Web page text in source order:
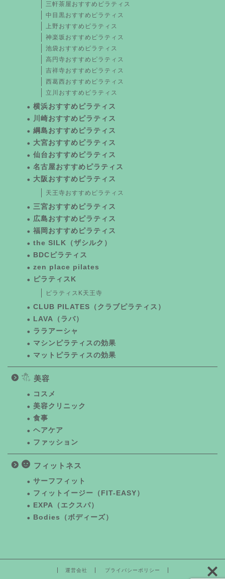
三軒茶屋おすすめピラティス
中目黒おすすめピラティス
上野おすすめピラティス
神楽坂おすすめピラティス
池袋おすすめピラティス
高円寺おすすめピラティス
吉祥寺おすすめピラティス
西葛西おすすめピラティス
立川おすすめピラティス
横浜おすすめピラティス
川崎おすすめピラティス
綱島おすすめピラティス
大宮おすすめピラティス
仙台おすすめピラティス
名古屋おすすめピラティス
大阪おすすめピラティス
天王寺おすすめピラティス
三宮おすすめピラティス
広島おすすめピラティス
福岡おすすめピラティス
the SILK（ザシルク）
BDCピラティス
zen place pilates
ピラティスK
ピラティスK天王寺
CLUB PILATES（クラブピラティス）
LAVA（ラバ）
ララアーシャ
マシンピラティスの効果
マットピラティスの効果
美容
コスメ
美容クリニック
食事
ヘアケア
ファッション
フィットネス
サーフフィット
フィットイージー（FIT-EASY）
EXPA（エクスパ）
Bodies（ボディーズ）
運営会社 プライバシーポリシー